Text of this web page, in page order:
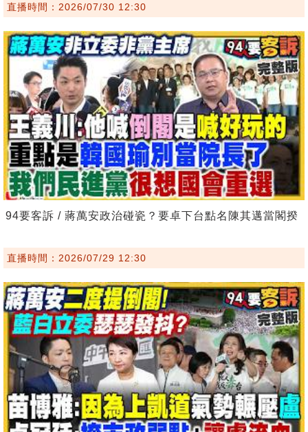
直播時間：2026/07/30 12:30
94要客訴 / 蔣萬安政治碰瓷？要卓下台點名陳其邁當閣揆
直播時間：2026/07/29 12:30